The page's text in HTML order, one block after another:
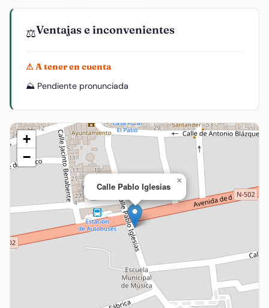
⚖️Ventajas e inconvenientes
⚠ A tener en cuenta
⛰️ Pendiente pronunciada
Calle Pablo Iglesias
×
+
−